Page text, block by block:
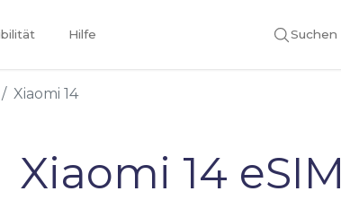
Hilfe Suchen
Xiaomi 14
Xiaomi 14 eSIM